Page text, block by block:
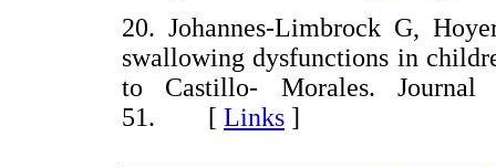
20. Johannes-Limbrock G,
swallowing dysfunctions in
to Castillo- Morales.
51. [ Links ]